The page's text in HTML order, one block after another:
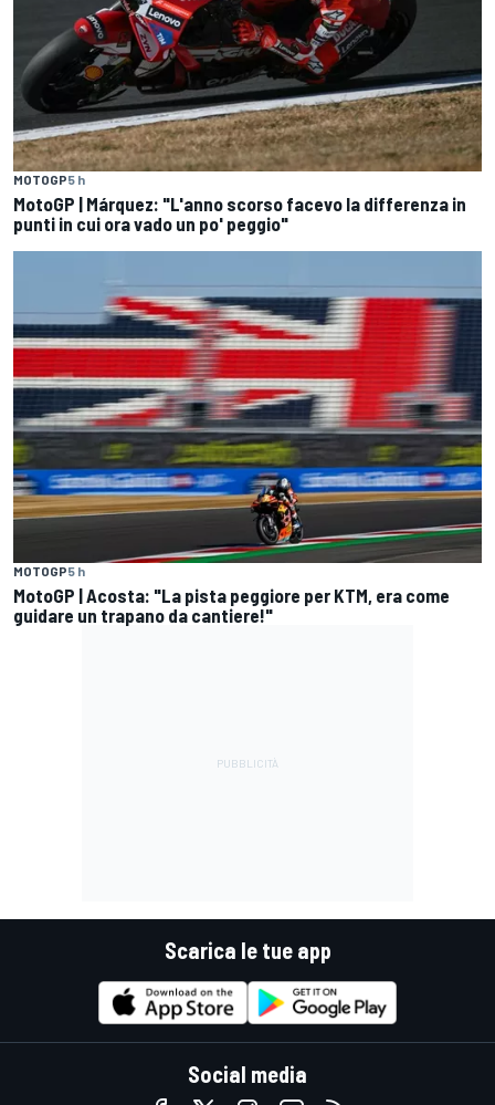
MOTOGP5 h
MotoGP | Márquez: "L'anno scorso facevo la differenza in
punti in cui ora vado un po' peggio"
MOTOGP5 h
MotoGP | Acosta: "La pista peggiore per KTM, era come
guidare un trapano da cantiere!"
Scarica le tue app
Social media